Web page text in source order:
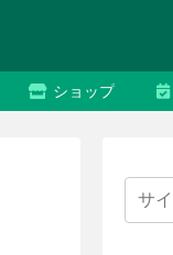
ショップ